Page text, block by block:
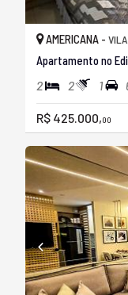
AMERICANA -
Apartamento no
2 2 1
R$ 425.000,00